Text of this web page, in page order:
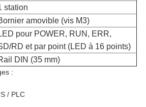
station
amovible (vis M3)
pour POWER, RUN, ERR,
RD et par point (LED à 16 points)
DIN (35 mm)
:
/ PLC